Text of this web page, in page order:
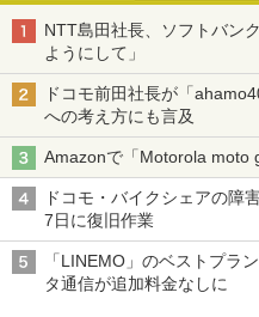
NTT島田社長、ソフトバン
ようにして」
ドコモ前田社長が「
への考え方にも言及
Amazonで「Motorola moto
ドコモ・バイクシェアの
7日に復旧作業
「LINEMO」のベストプラ
タ通信が追加料金なしに